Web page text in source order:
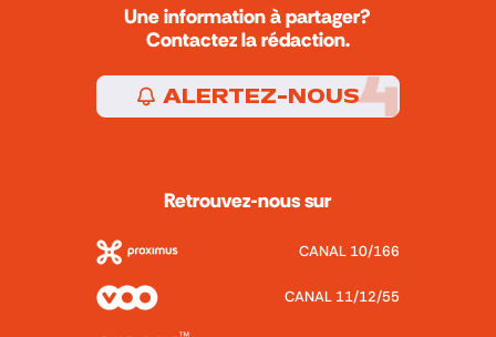
Une information à partager?
Contactez la rédaction.
ALERTEZ-NOUS
Retrouvez-nous sur
CANAL 10/166
CANAL 11/12/55